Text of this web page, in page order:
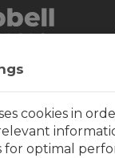
à angle
solaire
pour les capteurs
cookies in
for optimal